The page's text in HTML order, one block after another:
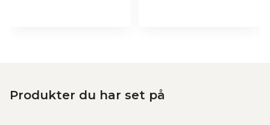
Produkter du har set på